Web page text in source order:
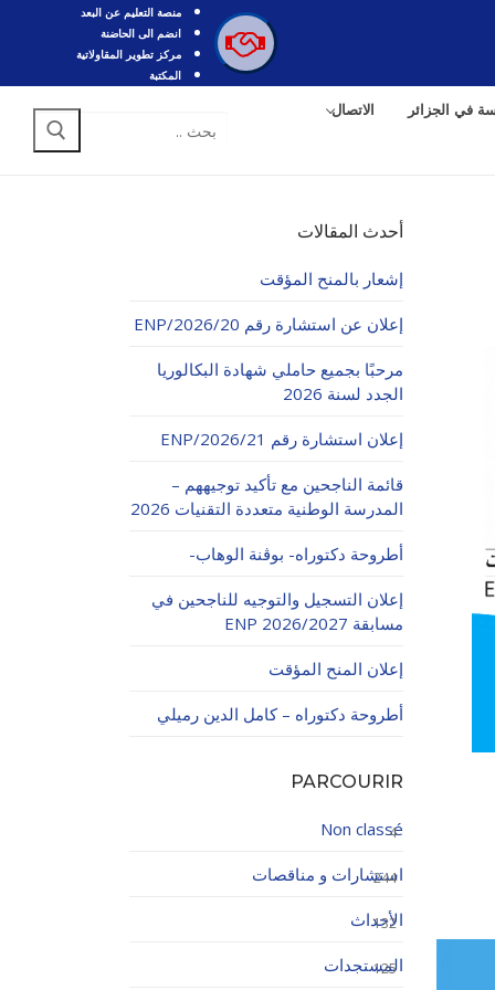
منصة التعليم عن البعد
انضم الى الحاضنة
مركز تطوير المقاولاتية
المكتبة
في الجزائر الاتصال
أحدث المقالات
إشعار بالمنح المؤقت
إعلان عن استشارة رقم 20/ENP/2026
مرحبًا بجميع حاملي شهادة البكالوريا
الجدد لسنة 2026
إعلان استشارة رقم 21/ENP/2026
قائمة الناجحين مع تأكيد توجيههم –
المدرسة الوطنية متعددة التقنيات 2026
أطروحة دكتوراه- بوڨنة الوهاب-
إعلان التسجيل والتوجيه للناجحين في
مسابقة ENP 2026/2027
إعلان المنح المؤقت
أطروحة دكتوراه – كامل الدين رميلي
PARCOURIR
Non classé
4
استشارات و مناقصات
244
الأحداث
132
المستجدات
125